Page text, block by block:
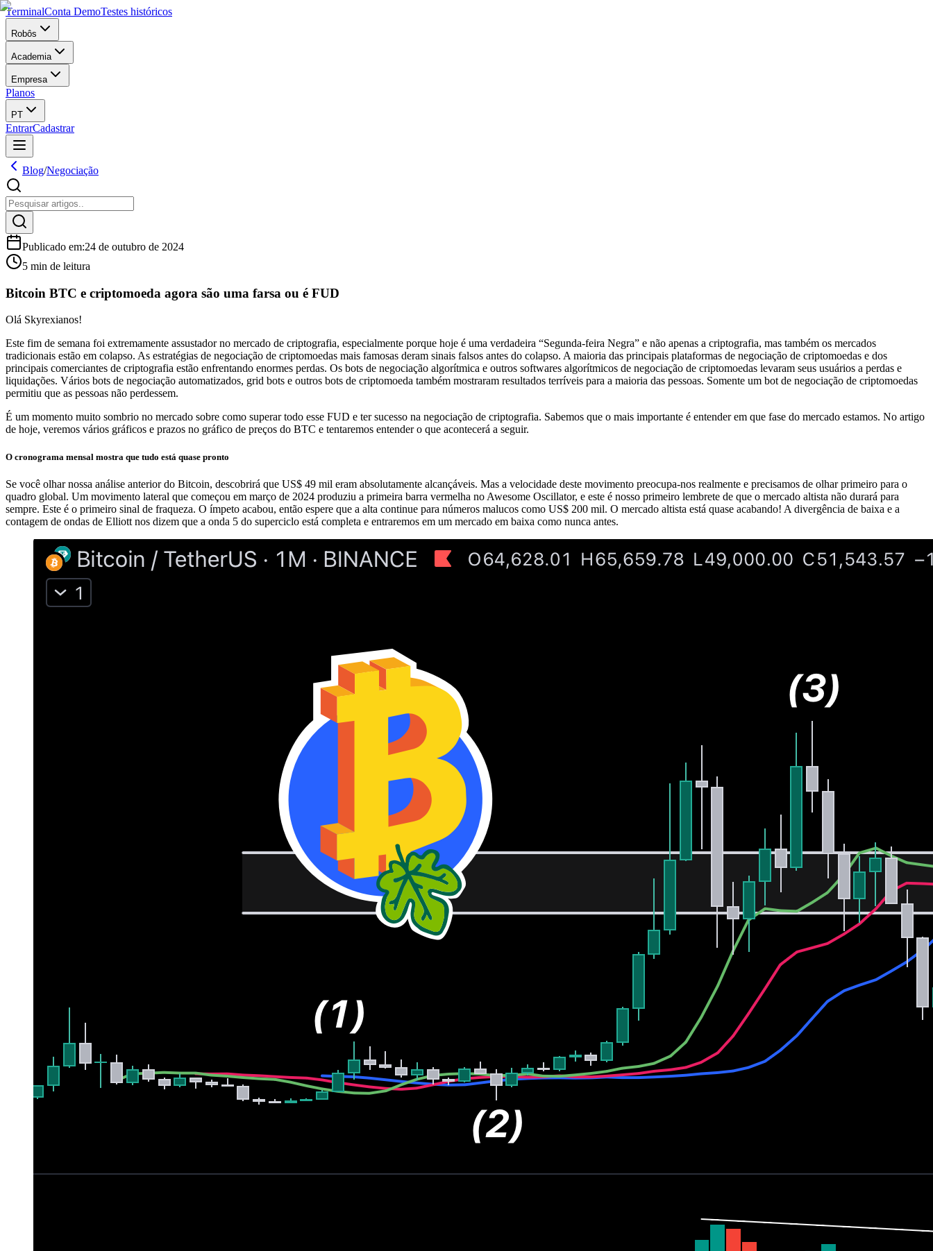
TerminalConta DemoTestes históricos
Robôs
Academia
Empresa
Planos
PT
EntrarCadastrar
Blog/Negociação
Publicado em:24 de outubro de 2024
5 min de leitura
Bitcoin BTC e criptomoeda agora são uma farsa ou é FUD
Olá Skyrexianos!
Este fim de semana foi extremamente assustador no mercado de criptografia, especialmente porque hoje é uma verdadeira “Segunda-feira Negra” e não apenas a criptografia, mas também os mercados
tradicionais estão em colapso. As estratégias de negociação de criptomoedas mais famosas deram sinais falsos antes do colapso. A maioria das principais plataformas de negociação de criptomoedas e dos
principais comerciantes de criptografia estão enfrentando enormes perdas. Os bots de negociação algorítmica e outros softwares algorítmicos de negociação de criptomoedas levaram seus usuários a perdas e
liquidações. Vários bots de negociação automatizados, grid bots e outros bots de criptomoeda também mostraram resultados terríveis para a maioria das pessoas. Somente um bot de negociação de criptomoedas
permitiu que as pessoas não perdessem.
É um momento muito sombrio no mercado sobre como superar todo esse FUD e ter sucesso na negociação de criptografia. Sabemos que o mais importante é entender em que fase do mercado estamos. No artigo
de hoje, veremos vários gráficos e prazos no gráfico de preços do BTC e tentaremos entender o que acontecerá a seguir.
O cronograma mensal mostra que tudo está quase pronto
Se você olhar nossa análise anterior do Bitcoin, descobrirá que US$ 49 mil eram absolutamente alcançáveis. Mas a velocidade deste movimento preocupa-nos realmente e precisamos de olhar primeiro para o
quadro global. Um movimento lateral que começou em março de 2024 produziu a primeira barra vermelha no Awesome Oscillator, e este é nosso primeiro lembrete de que o mercado altista não durará para
sempre. Este é o primeiro sinal de fraqueza. O ímpeto acabou, então espere que a alta continue para números malucos como US$ 200 mil. O mercado altista está quase acabando! A divergência de baixa e a
contagem de ondas de Elliott nos dizem que a onda 5 do superciclo está completa e entraremos em um mercado em baixa como nunca antes.